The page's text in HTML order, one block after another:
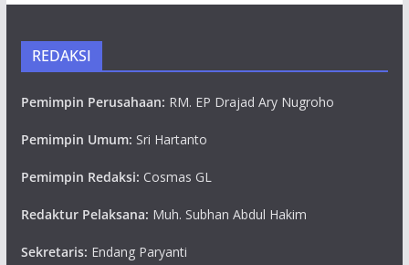
REDAKSI
Pemimpin Perusahaan: RM. EP Drajad Ary Nugroho
Pemimpin Umum: Sri Hartanto
Pemimpin Redaksi: Cosmas GL
Redaktur Pelaksana: Muh. Subhan Abdul Hakim
Sekretaris: Endang Paryanti